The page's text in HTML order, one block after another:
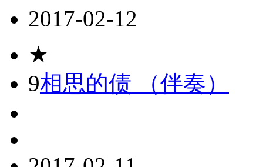
2017-02-12
★
9相思的债 （伴奏）